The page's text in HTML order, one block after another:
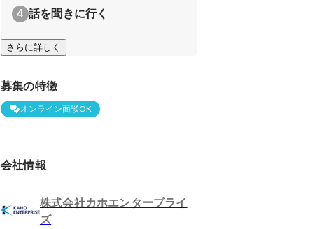
話を聞きに行く
さらに詳しく
募集の特徴
オンライン面談OK
会社情報
株式会社カホエンタープライ
ズ